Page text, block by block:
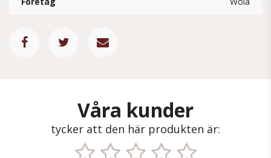
Våra kunder
tycker att den här produkten är: